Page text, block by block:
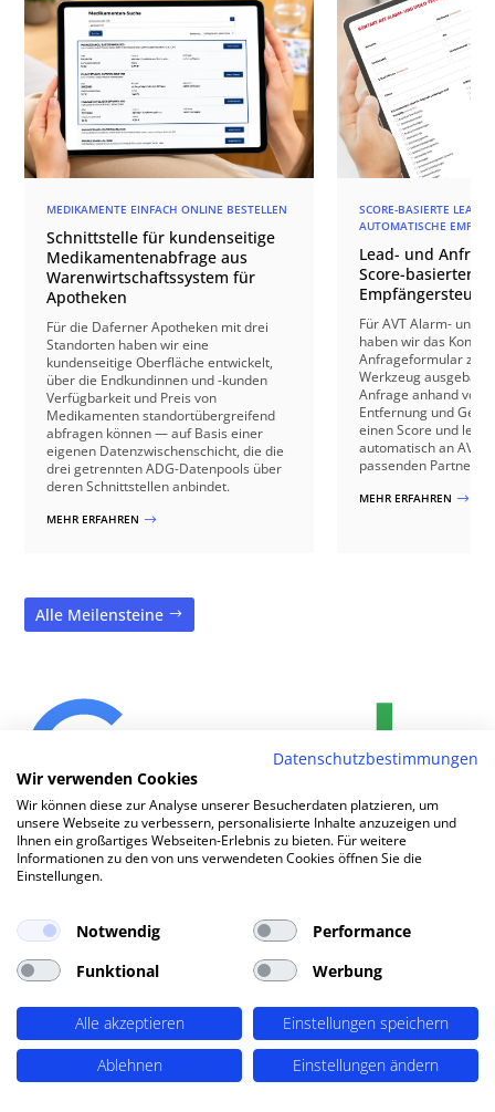
MEDIKAMENTE EINFACH ONLINE BESTELLEN
Schnittstelle für kundenseitige
Medikamentenabfrage aus
Warenwirtschaftssystem für
Apotheken
Für die Daferner Apotheken mit drei
Standorten haben wir eine
kundenseitige Oberfläche entwickelt,
über die Endkundinnen und -kunden
Verfügbarkeit und Preis von
Medikamenten standortübergreifend
abfragen können — auf Basis einer
eigenen Datenzwischenschicht, die die
drei getrennten ADG-Datenpools über
deren Schnittstellen anbindet.
MEHR ERFAHREN $
SCORE-BASIERTE LEAD-
AUTOMATISCHE
Lead- und
Score-basierter
Für AVT Alarm- und
haben wir das
Anfrageformular zu
Werkzeug
Anfrage anhand von
Entfernung und
einen Score und
automatisch an AVT
passenden
MEHR ERFAHREN $
Alle Meilensteine
TOP SEO DURCH DYNAMISCHE INHALTE
SEO-Agentur Leer (Ostfriesland) ?
PERIMETRIK®!
Datenschutzbestimmungen
Wir verwenden Cookies
Wir können diese zur Analyse unserer Besucherdaten platzieren, um
unsere Webseite zu verbessern, personalisierte Inhalte anzuzeigen und
Ihnen ein großartiges Webseiten-Erlebnis zu bieten. Für weitere
Informationen zu den von uns verwendeten Cookies öffnen Sie die
Einstellungen.
Notwendig
Performance
Funktional
Werbung
Alle akzeptieren
Einstellungen speichern
Ablehnen
Einstellungen ändern